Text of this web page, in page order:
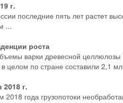
г.
последние пять лет растет
...
роста
варки древесной
целом по стране составили 2,1
2018 г.
2018 года грузопотоки